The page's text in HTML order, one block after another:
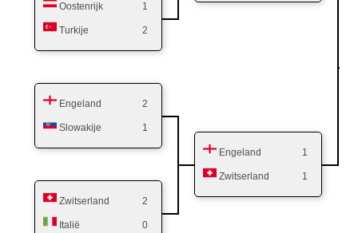
Oostenrijk 1
Turkije 2
Engeland 2
Slowakije 1
Zwitserland 2
Italië 0
Engeland 1
Zwitserland 1